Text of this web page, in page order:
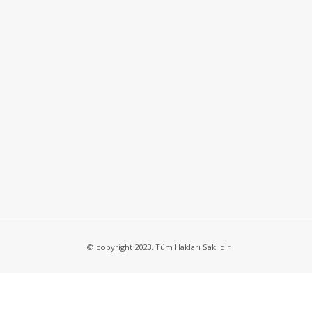
© copyright 2023. Tüm Hakları Saklıdır